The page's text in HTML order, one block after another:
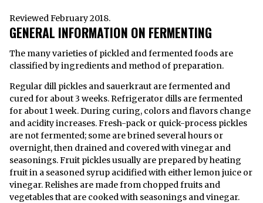
Reviewed February 2018.
GENERAL INFORMATION ON FERMENTING
The many varieties of pickled and fermented foods are
classified by ingredients and method of preparation.
Regular dill pickles and sauerkraut are fermented and
cured for about 3 weeks. Refrigerator dills are fermented
for about 1 week. During curing, colors and flavors change
and acidity increases. Fresh-pack or quick-process pickles
are not fermented; some are brined several hours or
overnight, then drained and covered with vinegar and
seasonings. Fruit pickles usually are prepared by heating
fruit in a seasoned syrup acidified with either lemon juice or
vinegar. Relishes are made from chopped fruits and
vegetables that are cooked with seasonings and vinegar.